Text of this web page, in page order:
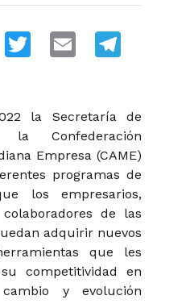
FacebookTwitter Email
la Secretaría de
la Confederación
Empresa (CAME)
programas de
los empresarios,
de las
adquirir nuevos
que les
competitividad en
y evolución